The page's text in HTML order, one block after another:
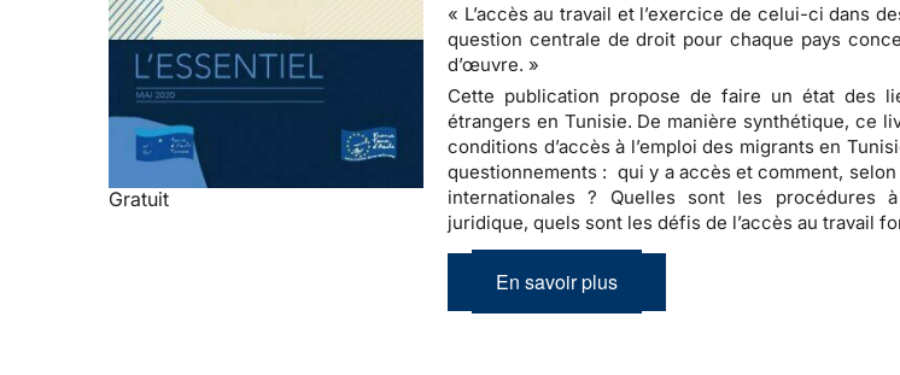
Gratuit
« L’accès au travail et l’exercice de celui-ci dans
question centrale de droit pour chaque pays
d’œuvre. »
Cette publication propose de faire un état des
étrangers en Tunisie. De manière synthétique, ce
conditions d’accès à l’emploi des migrants en
questionnements : qui y a accès et comment,
internationales ? Quelles sont les procédures
juridique, quels sont les défis de l’accès au travail
En savoir plus